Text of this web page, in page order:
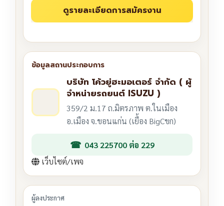
บริษัท โค้วยู่ฮะมอเตอร์ จำกัด ( ผู้
จำหน่ายรถยนต์ ISUZU )
359/2 ม.17 ถ.มิตรภาพ ต.ในเมือง
อ.เมือง จ.ขอนแก่น (เยื้อง BigCขก)
043 225700 ต่อ 229
เว็บไซต์/เพจ